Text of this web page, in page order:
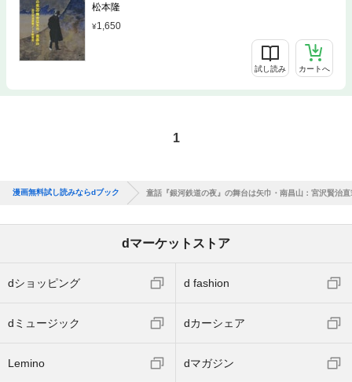
松本隆
1,650
試し読み カートへ
1
漫画無料試し読みならdブック 童話『銀河鉄道の夜』の舞台は矢巾・南昌山：宮沢賢治
dマーケットストア
dショッピング d fashion
dミュージック dカーシェア
Lemino dマガジン